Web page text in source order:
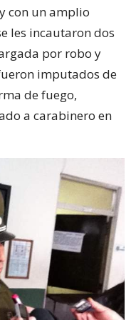
con un amplio
les incautaron dos
por robo y
imputados de
de fuego,
a carabinero en